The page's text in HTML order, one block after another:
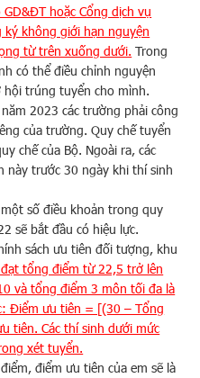
hoặc Cổng dịch vụ
ký không giới hạn nguyện
từ trên xuống dưới. Trong
có thể điều chỉnh nguyện
hội trúng tuyển cho mình.
2023 các trường phải công
của trường. Quy chế tuyển
chế của Bộ. Ngoài ra, các
này trước 30 ngày khi thí sinh
số điều khoản trong quy
sẽ bắt đầu có hiệu lực.
sách ưu tiên đối tượng, khu
tổng điểm từ 22,5 trở lên
và tổng điểm 3 môn tối đa là
Điểm ưu tiên = [(30 – Tổng
tiên. Các thí sinh dưới mức
xét tuyển.
điểm ưu tiên của em sẽ là